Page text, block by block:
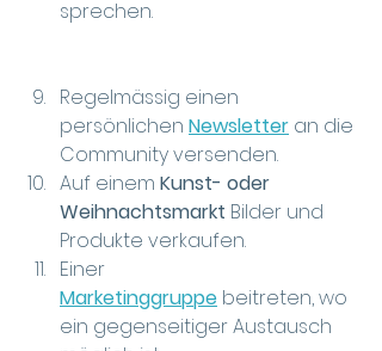
sprechen.
Regelmässig einen
persönlichen Newsletter an die
Community versenden.
Auf einem Kunst- oder
Weihnachtsmarkt Bilder und
Produkte verkaufen.
Einer
Marketinggruppe beitreten, wo
ein gegenseitiger Austausch